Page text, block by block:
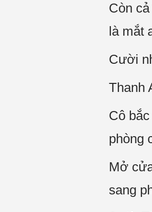
Còn
là mắt
Cười
Thanh
Cô
phòng
Mở
sang